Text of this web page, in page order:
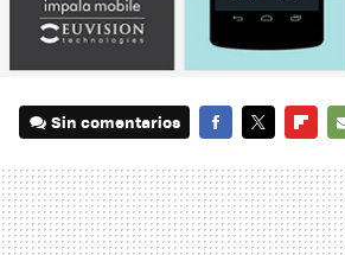
Sin comentarios